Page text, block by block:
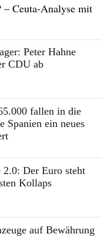
– Ceuta-Analyse mit
Peter Hahne
CDU ab
fallen in die
Spanien ein neues
2.0: Der Euro steht
Kollaps
auf Bewährung